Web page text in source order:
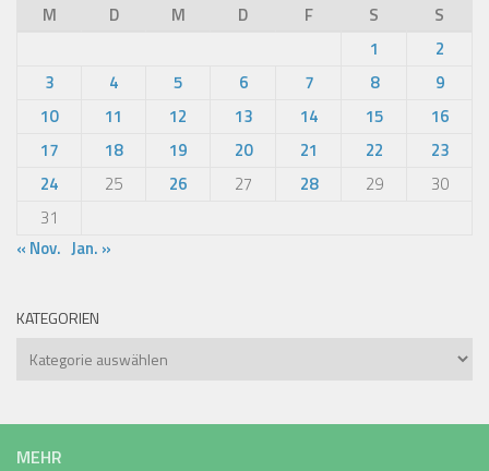
M
D M D F S
S
1
2
3
4 5 6 7 8
9
10
11 12 13 14 15
16
17
18 19 20 21 22
23
24
25 26 27 28 29
30
31
« Nov. Jan. »
KATEGORIEN
Kategorien
MEHR